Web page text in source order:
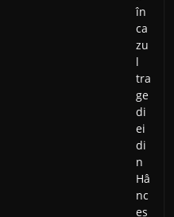
în
ca
zu
l
tra
ge
di
ei
di
n
Hâ
nc
eș